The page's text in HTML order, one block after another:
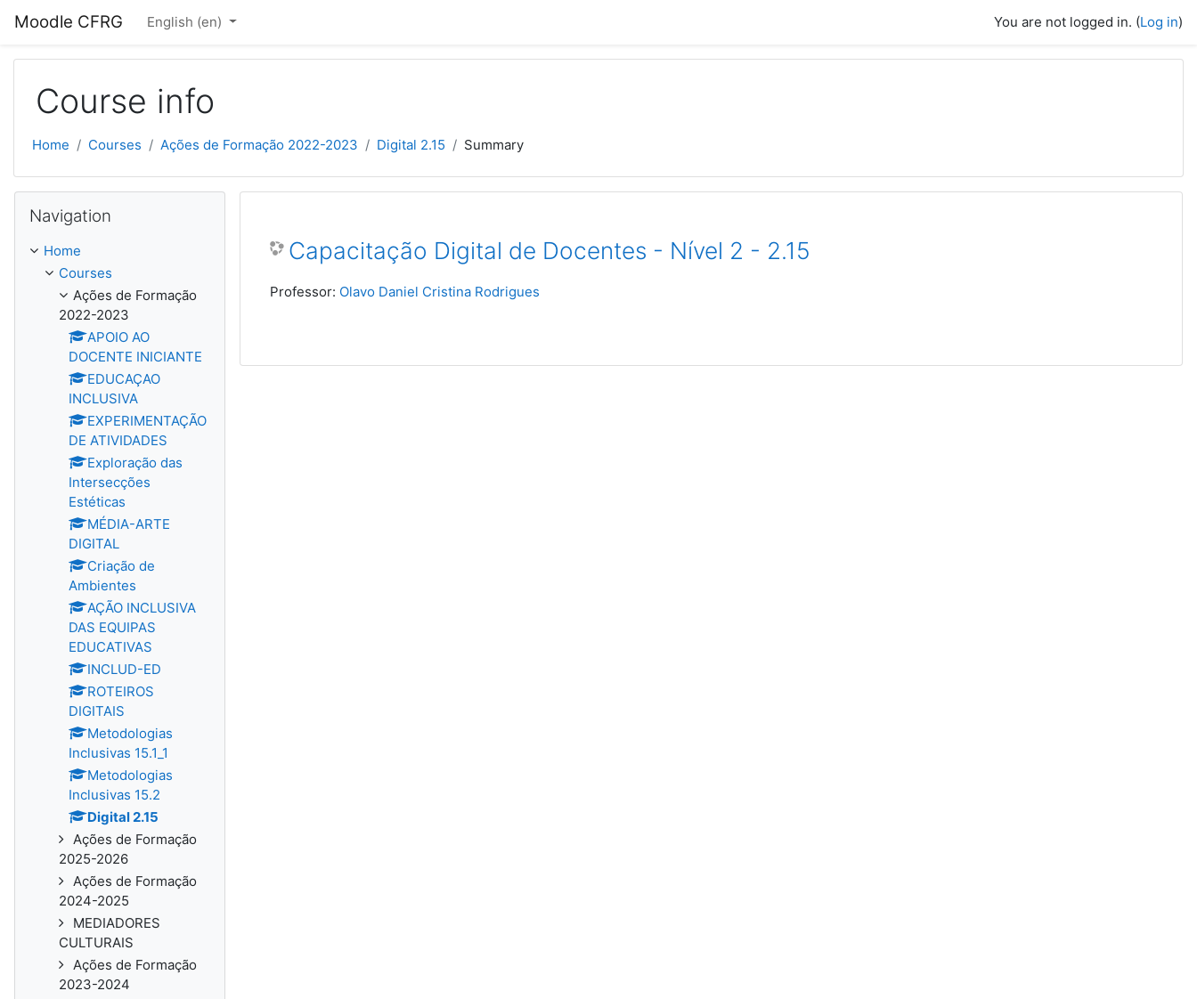
Moodle CFRG English ‎(en)‎ You are not logged in. (Log in)
Course info
Home Courses Ações de Formação 2022-2023 Digital 2.15 Summary
Capacitação Digital de Docentes - Nível 2 - 2.15
Professor: Olavo Daniel Cristina Rodrigues
Navigation
Home
Courses
Ações de Formação
2022-2023
APOIO AO
DOCENTE INICIANTE
EDUCAÇAO
INCLUSIVA
EXPERIMENTAÇÃO
DE ATIVIDADES
Exploração das
Intersecções
Estéticas
MÉDIA-ARTE
DIGITAL
Criação de
Ambientes
AÇÃO INCLUSIVA
DAS EQUIPAS
EDUCATIVAS
INCLUD-ED
ROTEIROS
DIGITAIS
Metodologias
Inclusivas 15.1_1
Metodologias
Inclusivas 15.2
Digital 2.15
Ações de Formação
2025-2026
Ações de Formação
2024-2025
MEDIADORES
CULTURAIS
Ações de Formação
2023-2024